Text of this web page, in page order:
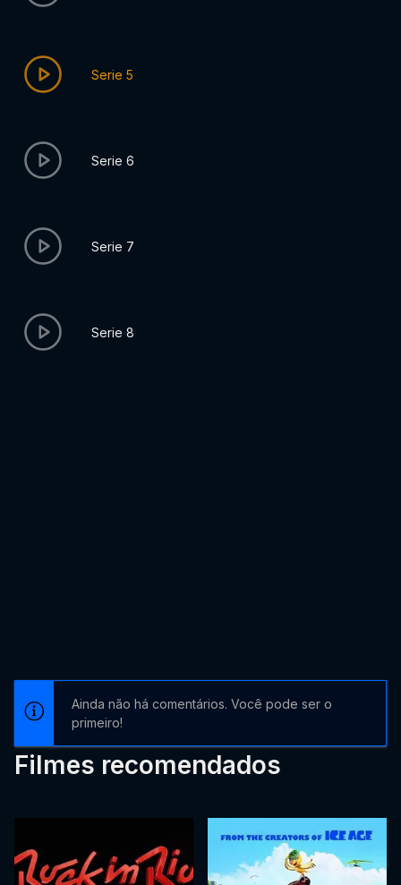
Serie 5
Serie 6
Serie 7
Serie 8
Ainda não há comentários. Você pode ser o
primeiro!
Filmes recomendados